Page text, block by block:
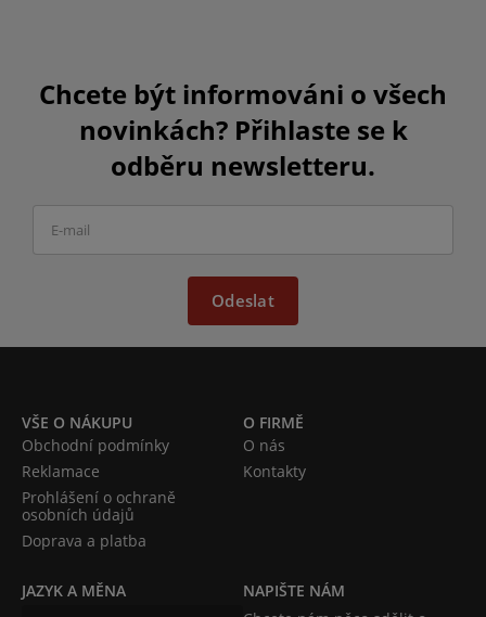
Chcete být informováni o všech
novinkách? Přihlaste se k
odběru newsletteru.
Odeslat
VŠE O NÁKUPU
Obchodní podmínky
Reklamace
Prohlášení o ochraně
osobních údajů
Doprava a platba
O FIRMĚ
O nás
Kontakty
JAZYK A MĚNA
NAPIŠTE NÁM